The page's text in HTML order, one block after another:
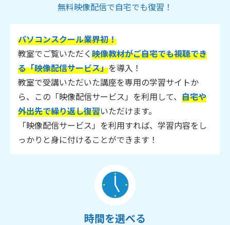
無料映像配信で自宅でも復習！
パソコンスクール業界初！
教室でご覧いただく映像教材がご自宅でも視聴でき
る「映像配信サービス」を導入！
教室で受講いただいた講座を専用の学習サイトか
ら、この「映像配信サービス」を利用して、 自宅や
外出先で繰り返し復習いただけます。
「映像配信サービス」を利用すれば、学習内容をし
っかりと身に付けることができます！
時間を選べる